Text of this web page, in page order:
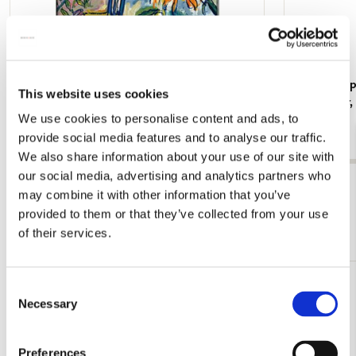
This website uses cookies
We use cookies to personalise content and ads, to
provide social media features and to analyse our traffic.
We also share information about your use of our site with
our social media, advertising and analytics partners who
may combine it with other information that you’ve
provided to them or that they’ve collected from your use
of their services.
Selection
Necessary
Preferences
Theater? Charlotte Salomon, JHM
€ 3,50
Jan
€ 9,99
Bekijk alles van Cadeau voor haar
Meer van Illustratoren
Toevoegen